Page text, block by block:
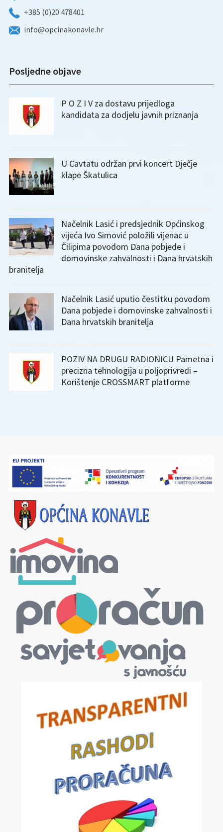
+385 (0)20 478401
info@opcinakonavle.hr
Posljedne objave
P O Z I V za dostavu prijedloga
kandidata za dodjelu javnih priznanja
U Cavtatu održan prvi koncert Dječje
klape Škatulica
Načelnik Lasić i predsjednik Općinskog
vijeća Ivo Simović položili vijenac u
Čilipima povodom Dana pobjede i
domovinske zahvalnosti i Dana hrvatskih
branitelja
Načelnik Lasić uputio čestitku povodom
Dana pobjede i domovinske zahvalnosti i
Dana hrvatskih branitelja
POZIV NA DRUGU RADIONICU Pametna i
precizna tehnologija u poljoprivredi –
Korištenje CROSSMART platforme